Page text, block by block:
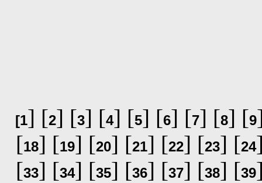
[1] [2] [3] [4] [5] [6] [7] [8] [9
[18] [19] [20] [21] [22] [23] [24
[33] [34] [35] [36] [37] [38] [39